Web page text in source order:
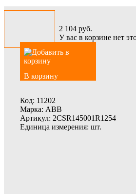
2 104 руб.
У вас в корзине нет
В корзину
Код: 11202
Марка: ABB
Артикул: 2CSR145001R1254
Единица измерения: шт.